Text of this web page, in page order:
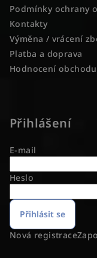
Podmínky ochrany
Kontakty
Výměna / vrácení
Platba a doprava
Hodnocení obchodu
Přihlášení
E-mail
Heslo
Přihlásit se
Nová registrace